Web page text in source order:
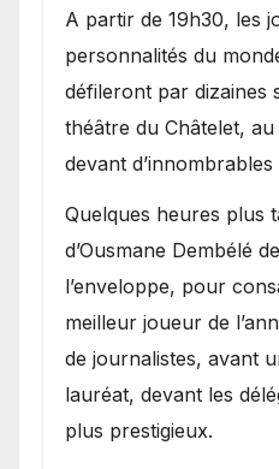
A partir de 19h30, les
personnalités du
défileront par dizaines
théâtre du Châtelet,
devant
Quelques heures plus
d’Ousmane Dembélé
l’enveloppe, pour
meilleur joueur de
de journalistes, avant
lauréat, devant les
plus prestigieux.